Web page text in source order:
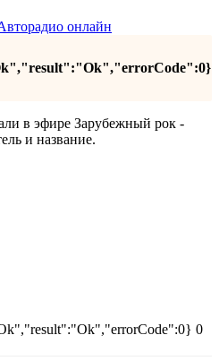
онлайн
в эфире Зарубежный рок -
и название.
0